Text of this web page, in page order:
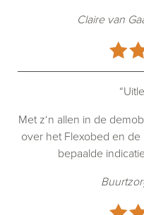
Claire van
Met z‘n allen in de
over het Flexobed en de
bepaalde